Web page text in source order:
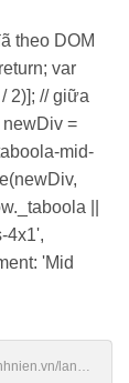
theo DOM
var
2)]; // giữa
newDiv =
mid-
||
4x1',
'Mid
lanh-